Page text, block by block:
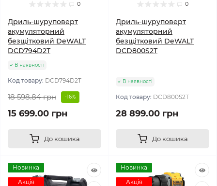
0
Дриль-шуруповерт
акумуляторний
безщітковий DeWALT
DCD794D2T
В наявності
Код товару: DCD794D2T
18 598.84 грн -16%
15 699.00 грн
До кошика
0
Дриль-шуруповерт
акумуляторний
безщітковий DeWALT
DCD800S2T
В наявності
Код товару: DCD800S2T
28 899.00 грн
До кошика
Новинка
Акція
Новинка
Акція